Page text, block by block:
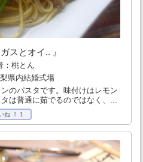
スとオイ.. 』
：桃とん
県内結婚式場
のパスタです。味付けはレモン
は普通に茹でるのではなく、...
ね ！ 1